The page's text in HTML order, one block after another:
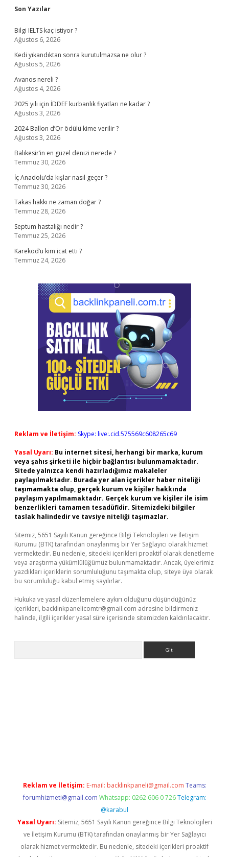
Sidebar
Son Yazılar
Bilgi IELTS kaç istiyor ?
Ağustos 6, 2026
Kedi yıkandıktan sonra kurutulmazsa ne olur ?
Ağustos 5, 2026
Avanos nereli ?
Ağustos 4, 2026
2025 yılı için İDDEF kurbanlık fiyatları ne kadar ?
Ağustos 3, 2026
2024 Ballon d’Or ödülü kime verilir ?
Ağustos 3, 2026
Balıkesir’in en güzel denizi nerede ?
Temmuz 30, 2026
İç Anadolu’da kışlar nasıl geçer ?
Temmuz 30, 2026
Takas hakkı ne zaman doğar ?
Temmuz 28, 2026
Septum hastalığı nedir ?
Temmuz 25, 2026
Karekod’u kim icat etti ?
Temmuz 24, 2026
Reklam ve İletişim: Skype: live:.cid.575569c608265c69
Yasal Uyarı: Bu internet sitesi, herhangi bir marka, kurum
veya şahıs şirketi ile hiçbir bağlantısı bulunmamaktadır.
Sitede yalnızca kendi hazırladığımız makaleler
paylaşılmaktadır. Burada yer alan içerikler haber niteliği
taşımamakta olup, gerçek kurum ve kişiler hakkında
paylaşım yapılmamaktadır. Gerçek kurum ve kişiler ile isim
benzerlikleri tamamen tesadüfidir. Sitemizdeki bilgiler
taslak halindedir ve tavsiye niteliği taşımazlar.
Sitemiz, 5651 Sayılı Kanun gereğince Bilgi Teknolojileri ve İletişim
Kurumu (BTK) tarafından onaylanmış bir Yer Sağlayıcı olarak hizmet
vermektedir. Bu nedenle, sitedeki içerikleri proaktif olarak denetleme
veya araştırma yükümlülüğümüz bulunmamaktadır. Ancak, üyelerimiz
yazdıkları içeriklerin sorumluluğunu taşımakta olup, siteye üye olarak
bu sorumluluğu kabul etmiş sayılırlar.
Hukuka ve yasal düzenlemelere aykırı olduğunu düşündüğünüz
içerikleri, backlinkpanelicomtr@gmail.com adresine bildirmeniz
halinde, ilgili içerikler yasal süre içerisinde sitemizden kaldırılacaktır.
Reklam ve İletişim: E-mail: backlinkpaneli@gmail.com Teams:
forumhizmeti@gmail.com Whatsapp: 0262 606 0 726 Telegram:
@karabul
Yasal Uyarı: Sitemiz, 5651 Sayılı Kanun gereğince Bilgi Teknolojileri
ve İletişim Kurumu (BTK) tarafından onaylanmış bir Yer Sağlayıcı
olarak hizmet vermektedir. Bu nedenle, sitedeki içerikleri proaktif